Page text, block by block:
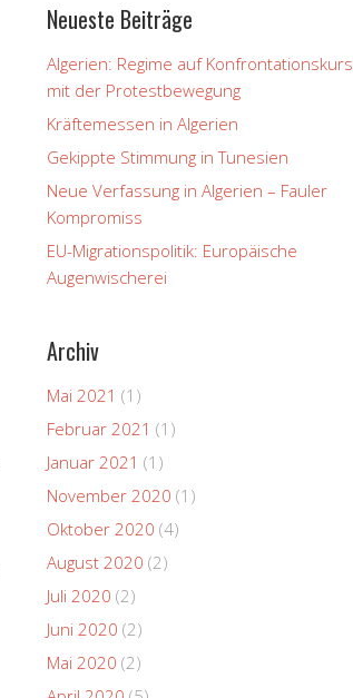
Neueste Beiträge
Algerien: Regime auf Konfrontationskurs
mit der Protestbewegung
Kräftemessen in Algerien
Gekippte Stimmung in Tunesien
Neue Verfassung in Algerien – Fauler
Kompromiss
EU-Migrationspolitik: Europäische
Augenwischerei
Archiv
Mai 2021 (1)
Februar 2021 (1)
Januar 2021 (1)
November 2020 (1)
Oktober 2020 (4)
August 2020 (2)
Juli 2020 (2)
Juni 2020 (2)
Mai 2020 (2)